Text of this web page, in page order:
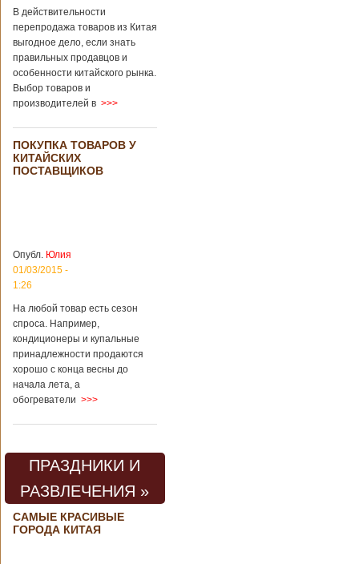
В действительности
перепродажа товаров из Китая
выгодное дело, если знать
правильных продавцов и
особенности китайского рынка.
Выбор товаров и
производителей в >>>
ПОКУПКА ТОВАРОВ У
КИТАЙСКИХ
ПОСТАВЩИКОВ
Опубл. Юлия
01/03/2015 -
1:26
На любой товар есть сезон
спроса. Например,
кондиционеры и купальные
принадлежности продаются
хорошо с конца весны до
начала лета, а
обогреватели >>>
ПРАЗДНИКИ И
РАЗВЛЕЧЕНИЯ »
САМЫЕ КРАСИВЫЕ
ГОРОДА КИТАЯ